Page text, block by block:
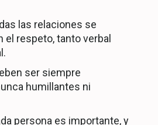
las relaciones se
respeto, tanto verbal
ser siempre
humillantes ni
persona es importante, y